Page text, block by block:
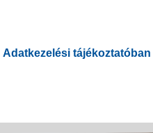
Adatkezelési tájékoztatóban